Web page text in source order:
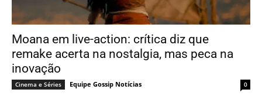
Moana em live-action: crítica diz que
remake acerta na nostalgia, mas peca na
inovação
Cinema e Séries Equipe Gossip Notícias 0